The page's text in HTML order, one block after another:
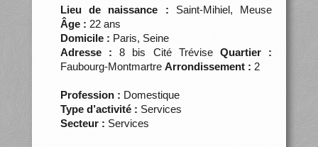
Lieu de naissance : Saint-Mihiel, Meuse
Âge : 22 ans
Domicile : Paris, Seine
Adresse : 8 bis Cité TréviseQuartier :
Faubourg-Montmartre Arrondissement : 2
Profession : Domestique
Type d’activité : Services
Secteur : Services